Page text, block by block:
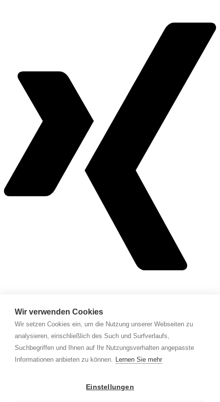
Wir verwenden Cookies
Wir setzen Cookies ein, um die Nutzung unserer Webseiten zu
analysieren, einschließlich des Such und Surfverlaufs,
Suchbegriffen und Ihnen auf Ihr Nutzungsverhalten angepasste
Informationen anbieten zu können. Lernen Sie mehr
Einstellungen
Angebot
Über uns
Leistungen
Business